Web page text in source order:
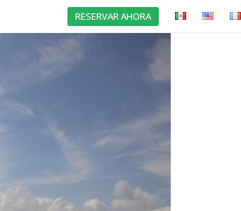
RESERVAR AHORA